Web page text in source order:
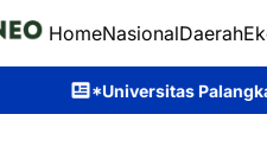
HomeNasionalDaerah
Raya Perkuat SDM